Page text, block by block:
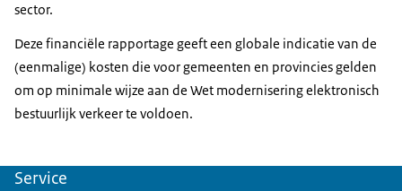
sector.
Deze financiële rapportage geeft een globale indicatie van de
(eenmalige) kosten die voor gemeenten en provincies gelden
om op minimale wijze aan de Wet modernisering elektronisch
bestuurlijk verkeer te voldoen.
Service